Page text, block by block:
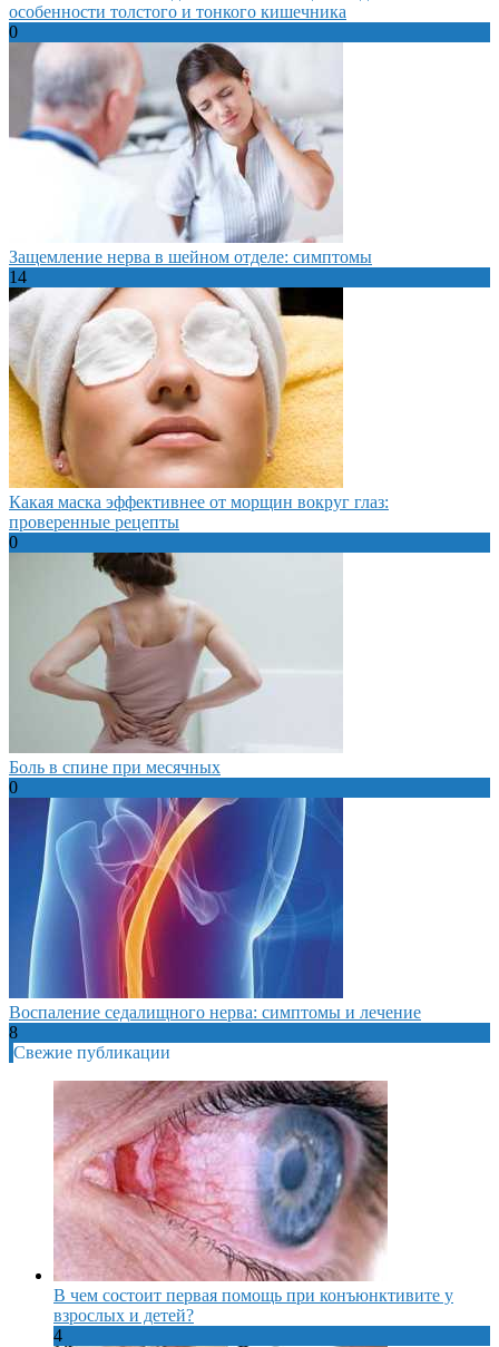
особенности толстого и тонкого кишечника
0
Защемление нерва в шейном отделе: симптомы
14
Какая маска эффективнее от морщин вокруг глаз:
проверенные рецепты
0
Боль в спине при месячных
0
Воспаление седалищного нерва: симптомы и лечение
8
Свежие публикации
В чем состоит первая помощь при конъюнктивите у
взрослых и детей?
4